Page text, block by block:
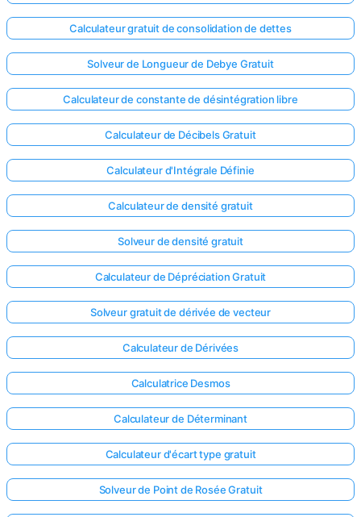
Calculateur gratuit de consolidation de dettes
Solveur de Longueur de Debye Gratuit
Calculateur de constante de désintégration libre
Calculateur de Décibels Gratuit
Calculateur d'Intégrale Définie
Calculateur de densité gratuit
Solveur de densité gratuit
Calculateur de Dépréciation Gratuit
Solveur gratuit de dérivée de vecteur
Calculateur de Dérivées
Calculatrice Desmos
Calculateur de Déterminant
Calculateur d'écart type gratuit
Solveur de Point de Rosée Gratuit